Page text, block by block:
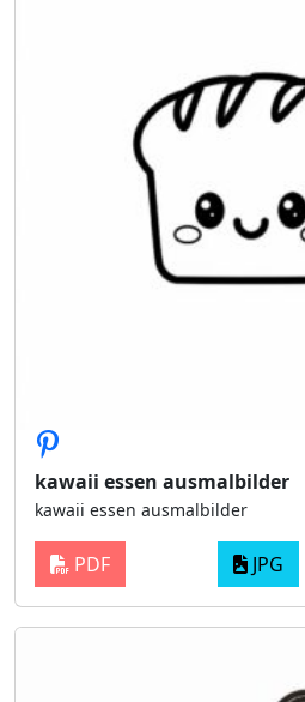
kawaii essen ausmalbilder
kawaii essen ausmalbilder
PDF JPG